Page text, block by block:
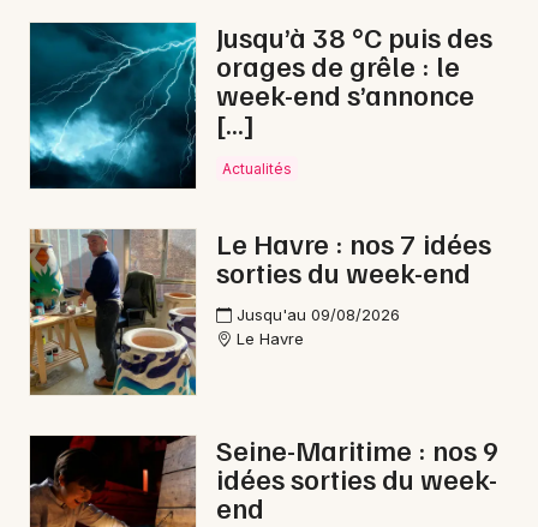
Pilotage en Normandie
Artistes en tournée
Actus à Eu
Magazine à Eu
Jusqu’à 38 °C puis des
orages de grêle : le
week-end s’annonce
[…]
Actualités
Le Havre : nos 7 idées
sorties du week-end
Jusqu'au 09/08/2026
Le Havre
Seine-Maritime : nos 9
idées sorties du week-
end